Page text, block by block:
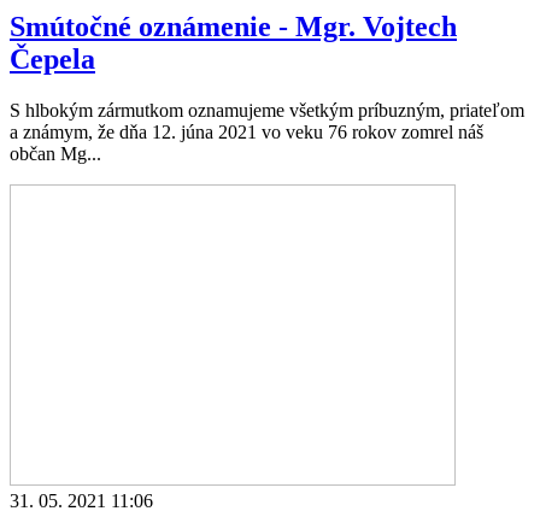
Smútočné oznámenie - Mgr. Vojtech
Čepela
S hlbokým zármutkom oznamujeme všetkým príbuzným, priateľom
a známym, že dňa 12. júna 2021 vo veku 76 rokov zomrel náš
občan Mg...
31. 05. 2021 11:06